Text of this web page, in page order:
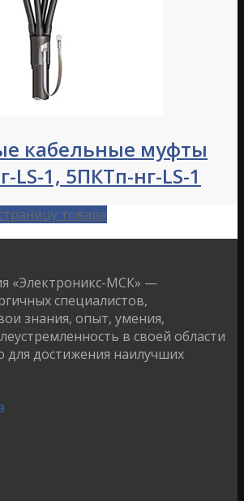
кабельные муфты
LS-1, 5ПКТп-нг-LS-1
товара
«Электроникс-МСК» —
специалистов,
знания, опыт, умения,
в своей области
для достижения наилучших